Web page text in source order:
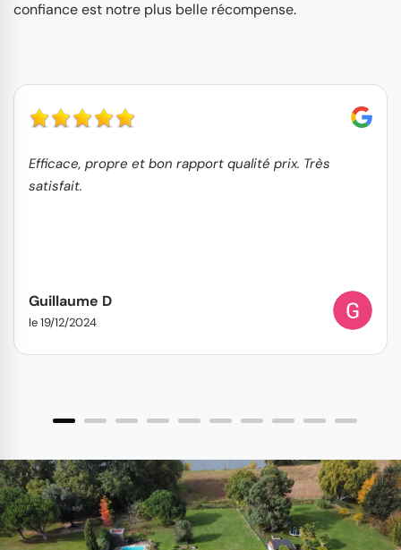
confiance est notre plus belle récompense.
Efficace, propre et bon rapport qualité prix. Très
satisfait.
Guillaume D
le 19/12/2024